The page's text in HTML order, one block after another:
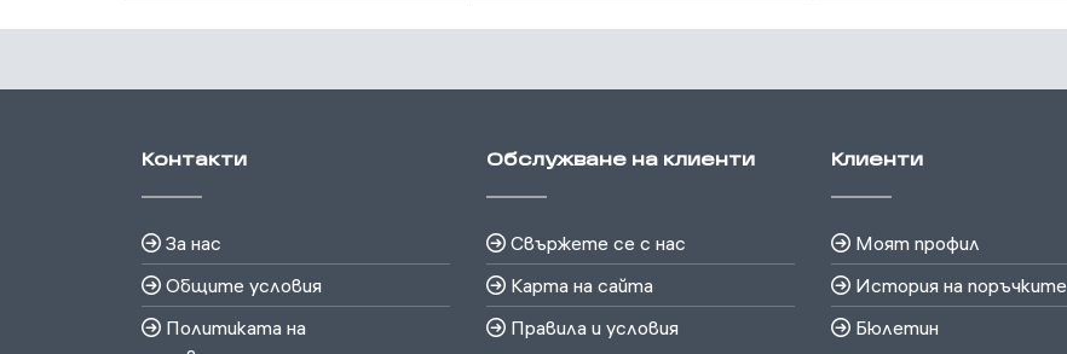
Контакти
За нас
Общите условия
Политиката на
Обслужване на клиенти
Свържете се с нас
Карта на сайта
Правила и условия
Клиенти
Моят профил
История на поръчките
Бюлетин